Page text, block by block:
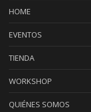
HOME
EVENTOS
TIENDA
WORKSHOP
QUIÉNES SOMOS